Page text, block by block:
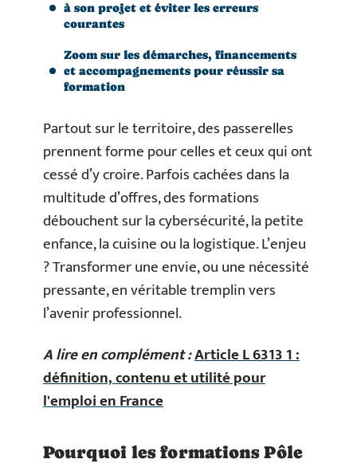
à son projet et éviter les erreurs
courantes
Zoom sur les démarches, financements
et accompagnements pour réussir sa
formation
Partout sur le territoire, des passerelles
prennent forme pour celles et ceux qui ont
cessé d’y croire. Parfois cachées dans la
multitude d’offres, des formations
débouchent sur la cybersécurité, la petite
enfance, la cuisine ou la logistique. L’enjeu
? Transformer une envie, ou une nécessité
pressante, en véritable tremplin vers
l’avenir professionnel.
A lire en complément :Article L 6313 1 :
définition, contenu et utilité pour
l'emploi en France
Pourquoi les formations Pôle